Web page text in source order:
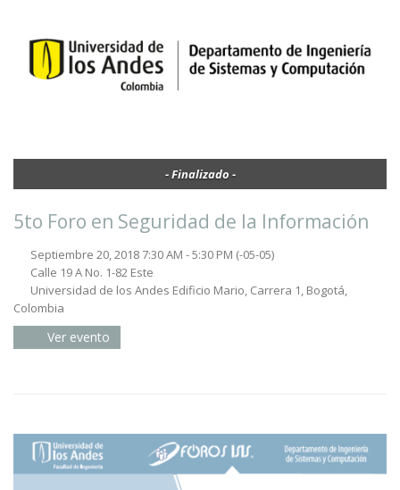
- Finalizado -
5to Foro en Seguridad de la Información
Septiembre 20, 2018 7:30 AM - 5:30 PM (-05-05)
Calle 19 A No. 1-82 Este
Universidad de los Andes Edificio Mario, Carrera 1, Bogotá,
Colombia
Ver evento